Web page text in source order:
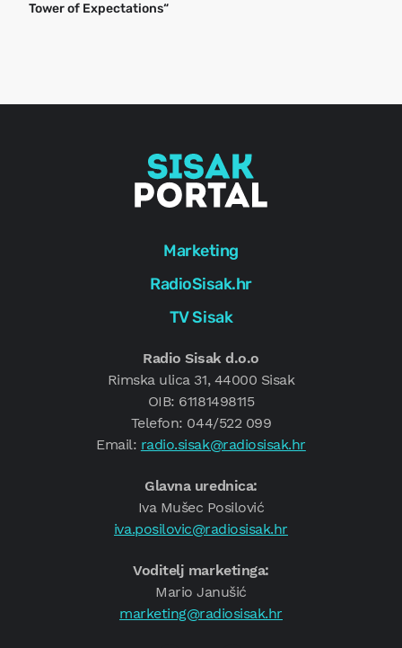
Tower of Expectations“
Marketing
RadioSisak.hr
TV Sisak
Radio Sisak d.o.o
Rimska ulica 31, 44000 Sisak
OIB: 61181498115
Telefon: 044/522 099
Email: radio.sisak@radiosisak.hr
Glavna urednica:
Iva Mušec Posilović
iva.posilovic@radiosisak.hr
Voditelj marketinga:
Mario Janušić
marketing@radiosisak.hr